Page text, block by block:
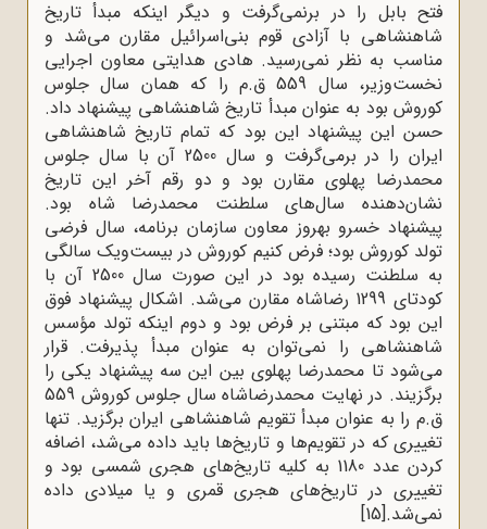
فتح بابل را در برنمی‌گرفت و دیگر اینکه مبدأ تاریخ
شاهنشاهی با آزادی قوم بنی‌اسرائیل مقارن می‌شد و
مناسب به نظر نمی‌رسید. هادی هدایتی معاون اجرایی
نخست‌وزیر، سال 559 ق.م را که همان سال جلوس
کوروش بود به ‌عنوان مبدأ تاریخ شاهنشاهی پیشنهاد داد.
حسن این پیشنهاد این بود که تمام تاریخ شاهنشاهی
ایران را در برمی‌گرفت و سال 2500 آن با سال جلوس
محمدرضا پهلوی مقارن بود و دو رقم آخر این تاریخ
نشان‌دهنده سال‌های سلطنت محمدرضا شاه بود.
پیشنهاد خسرو بهروز معاون سازمان برنامه، سال فرضی
تولد کوروش بود؛ فرض کنیم کوروش در بیست‌ویک سالگی
به سلطنت رسیده بود در این صورت سال 2500 آن با
کودتای 1299 رضاشاه مقارن می‌شد. اشکال پیشنهاد فوق
این بود که مبتنی بر فرض بود و دوم اینکه تولد مؤسس
شاهنشاهی را نمی‌توان به ‌عنوان مبدأ پذیرفت. قرار
می‌شود تا محمدرضا پهلوی بین این سه پیشنهاد یکی را
برگزیند. در نهایت محمدرضاشاه سال جلوس کوروش 559
ق.م را به‌ عنوان مبدأ تقویم شاهنشاهی ایران برگزید. تنها
تغییری که در تقویم‌ها و تاریخ‌ها باید داده می‌شد، اضافه
کردن عدد 1180 به کلیه تاریخ‌های هجری شمسی بود و
تغییری در تاریخ‌های هجری قمری و یا میلادی داده
نمی‌شد.[15]